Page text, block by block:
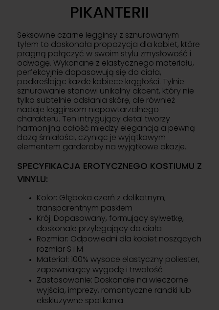
PIKANTERII
Seksowne czarne legginsy z sznurowanym
tyłem to doskonała propozycja dla kobiet, które
pragną połączyć w swoim stylu zmysłowość i
odwagę. Wykonane z elastycznego materiału,
perfekcyjnie dopasowują się do ciała,
podkreślając każde kobiece krągłości. Tylnie
sznurowanie stanowi unikalny akcent, który nie
tylko subtelnie odsłania skórę, ale również
nadaje legginsom niepowtarzalnego
charakteru. Ten intrygujący detal tworzy
harmonijną całość między elegancją a pewną
dozą śmiałości, czyniąc je wyjątkowym
elementem garderoby na wyjątkowe okazje.
SPECYFIKACJA EROTYCZNEGO KOSTIUMU Z
VINYLU:
Kolor: Głęboka czerń z delikatnym,
transparentnym paskiem
Krój: Dopasowany, formujący sylwetkę,
doskonale przylegający do ciała
Rozmiar: Odpowiedni dla kobiet noszących
rozmiar S i M
Materiał: 100% wysoce elastyczny poliester,
zapewniający wygodę i trwałość
Zastosowanie: Doskonałe na wieczorne
wyjścia, imprezy, romantyczne randki lub
ekskluzywne spotkania